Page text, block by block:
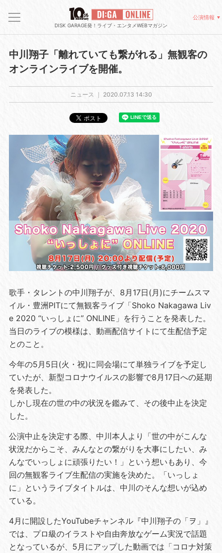
DISK GARAGE発！ライブ・エンタメWEBマガジン
公演情報
中川翔子「離れていても繋がれる」無観客の
オンラインライブを開催。
ニュース ｜ 2020.07.13 14:30
歌手・タレントの中川翔子が、8月17日(月)にチームスマ
イル・豊洲PITにて無観客ライブ「Shoko Nakagawa Liv
e 2020 “いっしょに” ONLINE」を行うことを発表した。
当日のライブの模様は、動画配信サイトにて生配信予定
とのこと。
今年の5月5日(火・祝)に同会場にて単独ライブを予定し
ていたが、新型コロナウイルスの影響で8月17日への延期
を発表した。
しかし現在の世の中の状況を鑑みて、その後中止を決定
した。
公演中止を決定する際、中川本人より「世の中がこんな
状況だからこそ、みんなとの繋がりを大事にしたい、み
んなでいっしょに頑張りたい！」という想いもあり、今
回の無観客ライブ生配信の実施を決めた。「いっしょ
に」というライブタイトルは、中川のそんな想いが込め
ている。
4月に開設したYouTubeチャンネル『中川翔子の「ヲ」』
では、プロ級のイラストや自由奔放なゲーム実況で話題
となっているが、5月にアップした動画では「コロナ対策